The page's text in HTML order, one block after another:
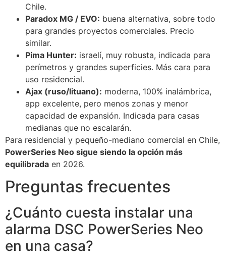
Chile.
Paradox MG / EVO: buena alternativa, sobre todo
para grandes proyectos comerciales. Precio
similar.
Pima Hunter: israelí, muy robusta, indicada para
perímetros y grandes superficies. Más cara para
uso residencial.
Ajax (ruso/lituano): moderna, 100% inalámbrica,
app excelente, pero menos zonas y menor
capacidad de expansión. Indicada para casas
medianas que no escalarán.
Para residencial y pequeño-mediano comercial en Chile,
PowerSeries Neo sigue siendo la opción más
equilibrada en 2026.
Preguntas frecuentes
¿Cuánto cuesta instalar una
alarma DSC PowerSeries Neo
en una casa?